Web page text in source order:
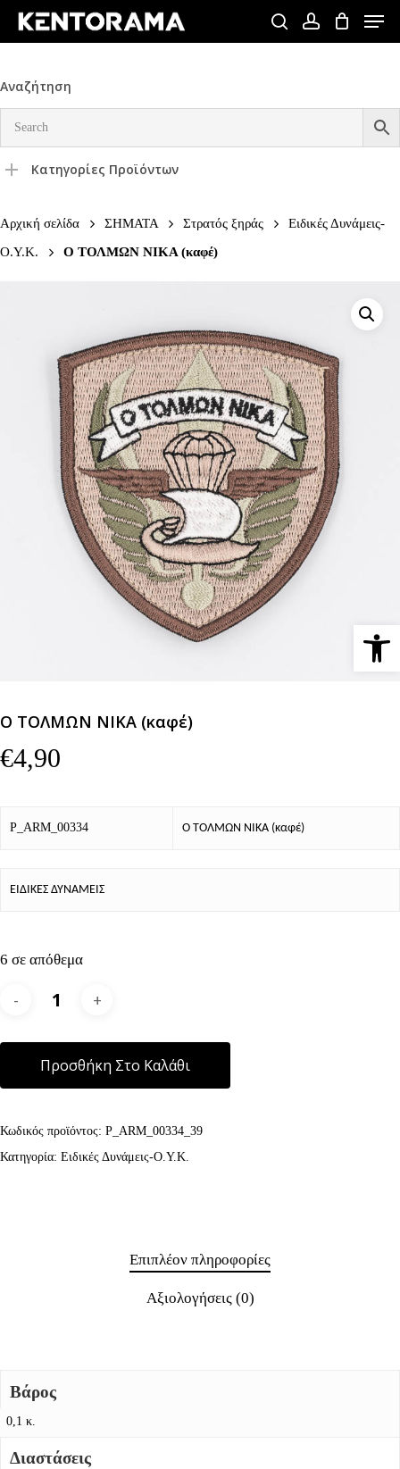
Skip
content
searchaccount
Menu
Αναζήτηση
Κατηγορίες Προϊόντων
Αρχική σελίδα ΣΗΜΑΤΑ Στρατός ξηράς
Ειδικές Δυνάμεις-
Ο.Υ.Κ.
Ο ΤΟΛΜΩΝ ΝΙΚΑ (καφέ)
Ο ΤΟΛΜΩΝ ΝΙΚΑ (καφέ)
€4,90
P_ARM_00334 Ο ΤΟΛΜΩΝ ΝΙΚΑ (καφέ)
ΕΙΔΙΚΕΣ ΔΥΝΑΜΕΙΣ
6 σε απόθεμα
Προσθήκη Στο Καλάθι
Κωδικός προϊόντος: P_ARM_00334_39
Κατηγορία: Ειδικές Δυνάμεις-Ο.Υ.Κ.
Επιπλέον πληροφορίες
Αξιολογήσεις (0)
Βάρος
0,1 κ.
Διαστάσεις